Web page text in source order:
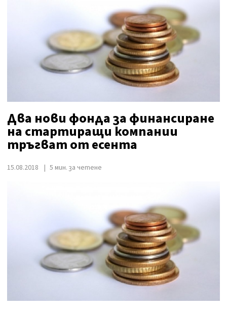
Два нови фонда за финансиране
на стартиращи компании
тръгват от есента
15.08.2018 5 мин. за четене